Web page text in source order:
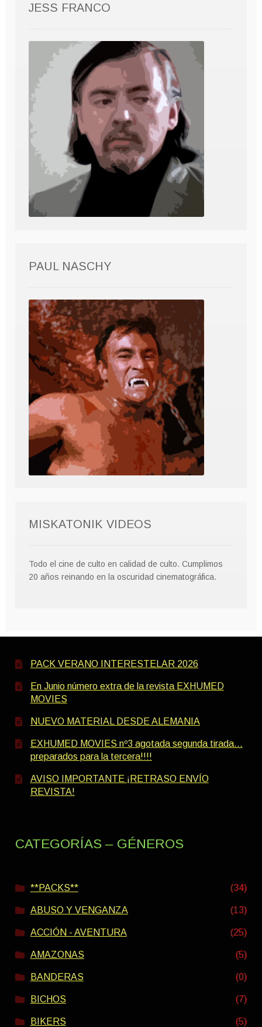
JESS FRANCO
PAUL NASCHY
MISKATONIK VIDEOS
Todo el cine de culto en calidad de culto. Cumplimos
20 años reinando en la oscuridad cinematográfica.
PACK VERANO INTERESTELAR 2026
En Junio número extra de la revista EXHUMED
MOVIES
NUEVO MATERIAL DESDE ALEMANIA
EXHUMED MOVIES nº3 agotada segunda tirada…
preparados para la tercera!!!!
AVISO IMPORTANTE ¡RETRASO ENVÍO
REVISTA!
CATEGORÍAS – GÉNEROS
**PACKS** (34)
ABUSO Y VENGANZA (13)
ACCIÓN - AVENTURA (25)
AMAZONAS (5)
BANDERAS (0)
BICHOS (7)
BIKERS (5)